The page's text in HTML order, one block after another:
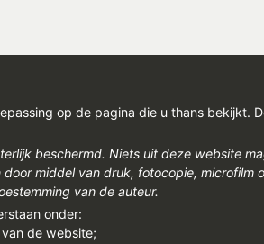
op de pagina die u thans bekijkt.
beschermd. Niets uit deze website
middel van druk, fotocopie, microfilm
van de auteur.
onder:
de website;